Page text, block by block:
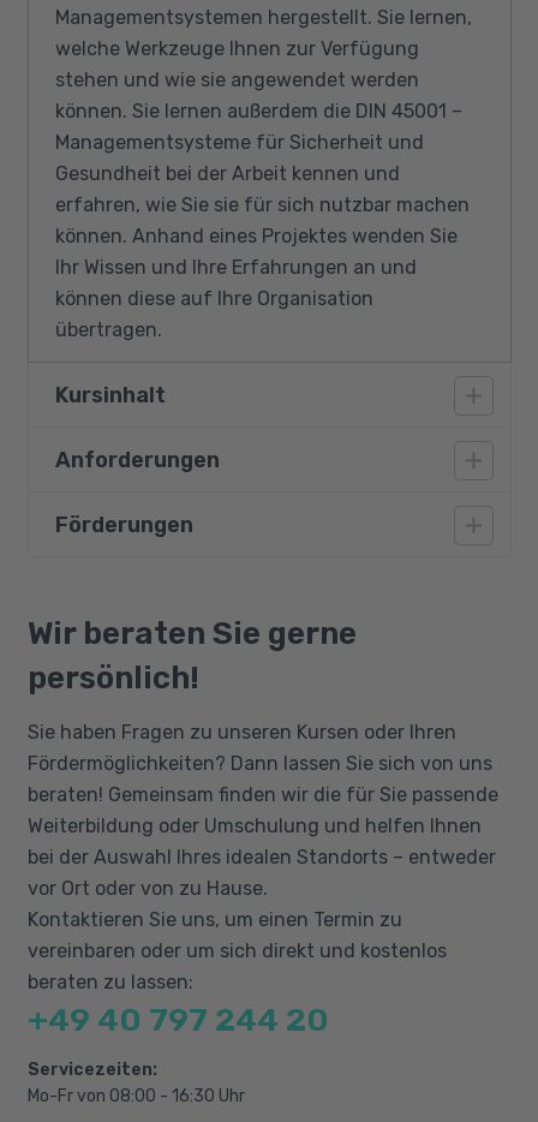
Managementsystemen hergestellt. Sie lernen,
welche Werkzeuge Ihnen zur Verfügung
stehen und wie sie angewendet werden
können. Sie lernen außerdem die DIN 45001 –
Managementsysteme für Sicherheit und
Gesundheit bei der Arbeit kennen und
erfahren, wie Sie sie für sich nutzbar machen
können. Anhand eines Projektes wenden Sie
Ihr Wissen und Ihre Erfahrungen an und
können diese auf Ihre Organisation
übertragen.
Kursinhalt
Demografische Herausforderungen
Analyse und Planung, Risiken
Motivation und Kommunikation
DIN 45001 und ihre Inhalte
Projektarbeit
Anforderungen
Eine abgeschlossene Berufsausbildung ist
Kenntnisse nötig.
Förderungen
Qualifizierungschancengesetz
Berufliche Rehabilitation
Wir beraten Sie gerne
persönlich!
Sie haben Fragen zu unseren Kursen oder Ihren
Fördermöglichkeiten? Dann lassen Sie sich von uns
beraten! Gemeinsam finden wir die für Sie passende
Weiterbildung oder Umschulung und helfen Ihnen
bei der Auswahl Ihres idealen Standorts – entweder
vor Ort oder von zu Hause.
Kontaktieren Sie uns, um einen Termin zu
vereinbaren oder um sich direkt und kostenlos
beraten zu lassen:
+49 40 797 244 20
Servicezeiten:
Mo-Fr von 08:00 - 16:30 Uhr